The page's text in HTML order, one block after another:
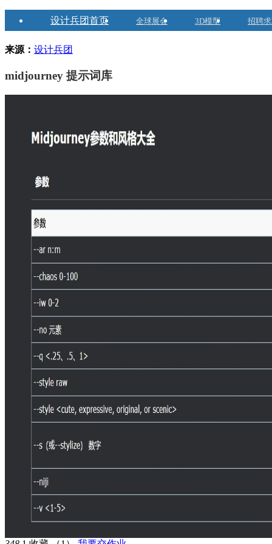
设计兵团首页 全球展会 3D模型 招聘
来源： 设计兵团
midjourney 提示词库